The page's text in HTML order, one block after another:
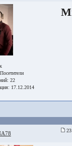
Посетители
22
17.12.2014
23